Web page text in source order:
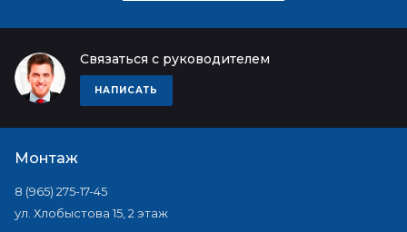
Связаться с руководителем
НАПИСАТЬ
Монтаж
8 (965) 275-17-45
ул. Хлобыстова 15, 2 этаж